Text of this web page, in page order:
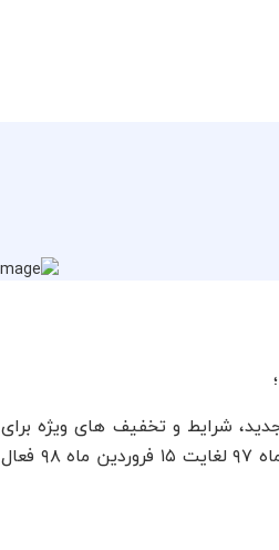
شرایط و تخفیف های ویژه برای
کاربران خود اعمال و اطلاع رسانی می کند. این شرایط از ۱۵ اسفند ماه ۹۷ لغایت ۱۵ فروردین ماه ۹۸ فعال